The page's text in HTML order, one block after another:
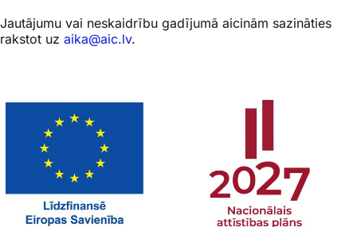
Jautājumu vai neskaidrību gadījumā aicinām sazināties
rakstot uz aika@aic.lv.